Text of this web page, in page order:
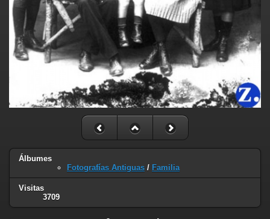
Álbumes
Fotografías Antiguas / Familia
Visitas
3709